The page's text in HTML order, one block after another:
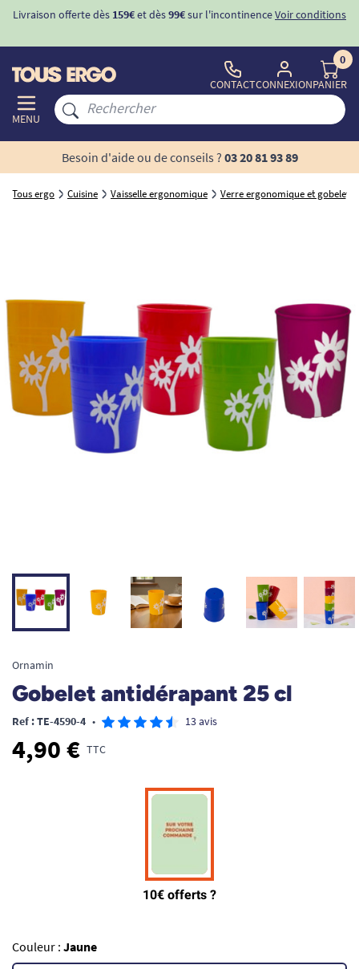
Livraison offerte dès 159€et dès99€sur l'incontinenceVoir conditions
MENU
CONTACTCONNEXION
0
PANIER
Besoin d'aide ou de conseils ? 03 20 81 93 89
Tous ergo Cuisine Vaisselle ergonomique Verre ergonomique et gobelet
Ornamin
Gobelet antidérapant 25 cl
Ref : TE-4590-4 • 13 avis
4,90 € TTC
Couleur : Jaune